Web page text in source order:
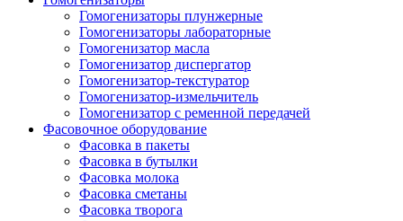
Гомогенизаторы плунжерные
Гомогенизаторы лабораторные
Гомогенизатор масла
Гомогенизатор диспергатор
Гомогенизатор-текстуратор
Гомогенизатор-измельчитель
Гомогенизатор с ременной передачей
Фасовочное оборудование
Фасовка в пакеты
Фасовка в бутылки
Фасовка молока
Фасовка сметаны
Фасовка творога